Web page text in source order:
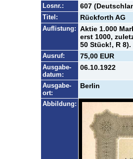
Losnr.:
607
Titel: Rückforth AG
Auflistung: Aktie 1.000
erst 1000,
50 Stück!, R 8).
Ausruf: 75,00 EUR
Ausgabe-
datum:
06.10.1922
Ausgabe-
ort:
Berlin
Abbildung: